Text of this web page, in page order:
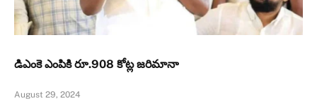
డిఎంకె ఎంపికి రూ.908 కోట్ల జరిమానా
August 29, 2024